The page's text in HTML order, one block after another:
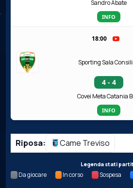
Sandro Abate
INFO
18:00
Sporting Sala
4 - 4
INFO
Riposa: Came Treviso
Legenda stati
Da giocare In corso Sospesa